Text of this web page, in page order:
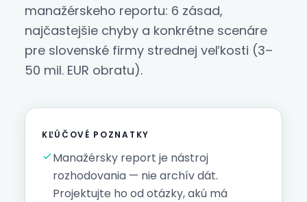
manažérskeho reportu: 6 zásad,
najčastejšie chyby a konkrétne scenáre
pre slovenské firmy strednej veľkosti (3–
50 mil. EUR obratu).
KĽÚČOVÉ POZNATKY
Manažérsky report je nástroj
rozhodovania — nie archív dát.
Projektujte ho od otázky, akú má